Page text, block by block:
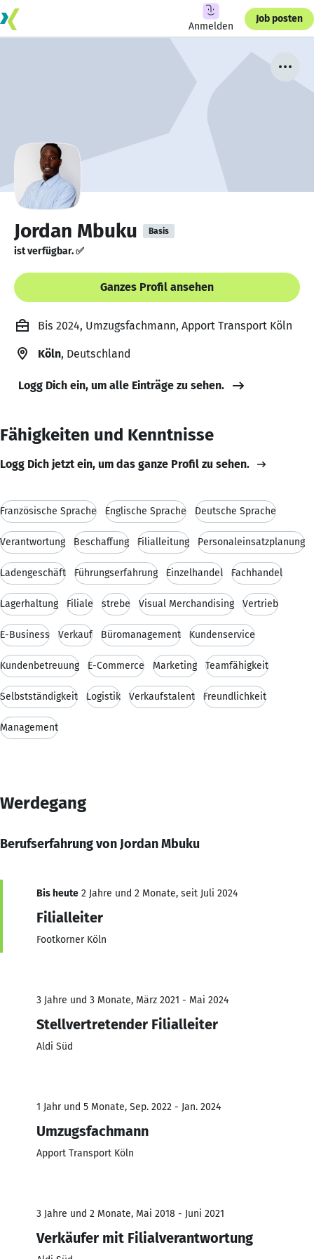
Anmelden
Job posten
Jordan Mbuku Basis
ist verfügbar. ✅
Ganzes Profil ansehen
Bis 2024, Umzugsfachmann, Apport Transport Köln
Köln, Deutschland
Logg Dich ein, um alle Einträge zu sehen.
Fähigkeiten und Kenntnisse
Logg Dich jetzt ein, um das ganze Profil zu sehen.
Französische Sprache Englische Sprache Deutsche Sprache
Verantwortung Beschaffung Filialleitung Personaleinsatzplanung
Ladengeschäft Führungserfahrung Einzelhandel Fachhandel
Lagerhaltung Filiale strebe Visual Merchandising Vertrieb
E-Business Verkauf Büromanagement Kundenservice
Kundenbetreuung E-Commerce Marketing Teamfähigkeit
Selbstständigkeit Logistik Verkaufstalent Freundlichkeit
Management
Werdegang
Berufserfahrung von Jordan Mbuku
Bis heute 2 Jahre und 2 Monate, seit Juli 2024
Filialleiter
Footkorner Köln
3 Jahre und 3 Monate, März 2021 - Mai 2024
Stellvertretender Filialleiter
Aldi Süd
1 Jahr und 5 Monate, Sep. 2022 - Jan. 2024
Umzugsfachmann
Apport Transport Köln
3 Jahre und 2 Monate, Mai 2018 - Juni 2021
Verkäufer mit Filialverantwortung